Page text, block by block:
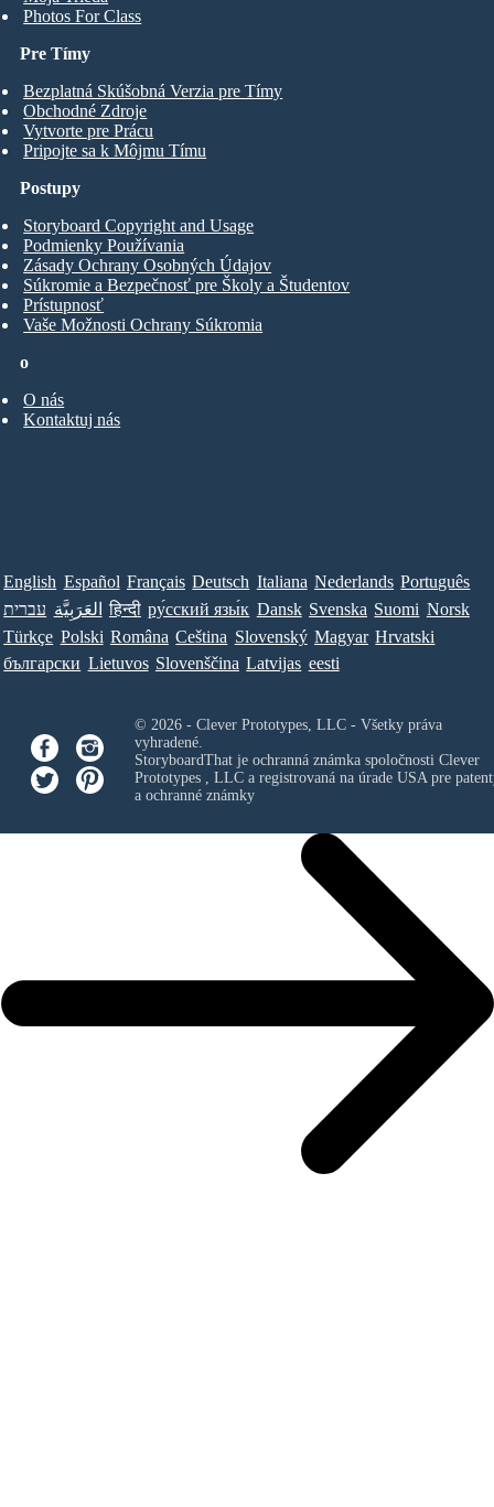
Photos For Class
Pre Tímy
Bezplatná Skúšobná Verzia pre Tímy
Obchodné Zdroje
Vytvorte pre Prácu
Pripojte sa k Môjmu Tímu
o
O nás
Kontaktuj nás
Postupy
Storyboard Copyright and Usage
Podmienky Používania
Zásady Ochrany Osobných Údajov
Súkromie a Bezpečnosť pre Školy a Študentov
Prístupnosť
Vaše Možnosti Ochrany Súkromia
English Español Français Deutsch Italiana Nederlands Português
עברית العَرَبِيَّة हिन्दी ру́сский язы́к Dansk Svenska Suomi Norsk
Türkçe Polski Româna Ceština Slovenský Magyar Hrvatski
български Lietuvos Slovenščina Latvijas eesti
© 2026 - Clever Prototypes, LLC - Všetky práva
vyhradené.
StoryboardThat je ochranná známka spoločnosti Clever
Prototypes , LLCa registrovaná na úrade USA pre
a ochranné známky